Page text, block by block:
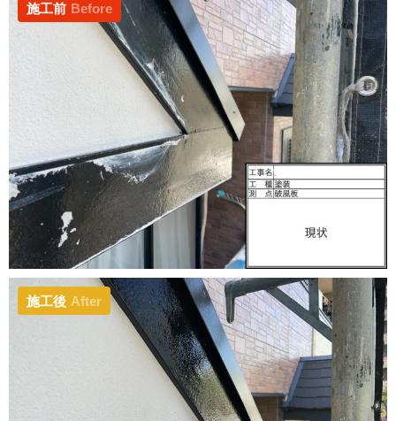
施工前 Before
施工後 After